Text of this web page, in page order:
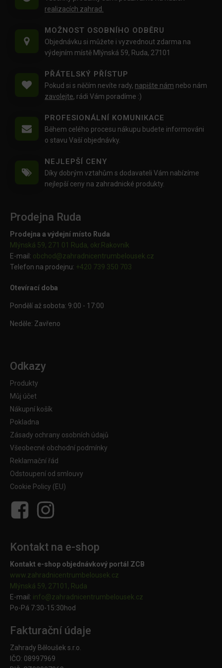
realizacích zahrad.
MOŽNOST OSOBNÍHO ODBĚRU
Objednávku si můžete i vyzvednout zdarma na
výdejním místě Mlýnská 59, Ruda, 27101
PŘÁTELSKÝ PŘÍSTUP
Pokud si s něčím nevíte rady, napište nám nebo nám
zavolejte, rádi Vám poradíme :)
PROFESIONÁLNÍ KOMUNIKACE
Během celého procesu nákupu budete informováni
o stavu Vaší objednávky.
NEJLEPŠÍ CENY
Díky dobrým vztahům s dodavateli Vám nabízíme
nejlepší ceny na zahradnické produkty.
Prodejna Ruda
Prodejna a výdejní místo Ruda
Mlýnská 59, 271 01 Ruda, okr.Rakovník
E-mail: obchod@zahradnicentrumbelousek.cz
Telefon na prodejnu: +420 739 350 703
Otevírací doba
Pondělí až sobota: 9:00 - 17:00
Neděle: Zavřeno
Odkazy
Produkty
Můj účet
Nákupní košík
Pokladna
Zásady ochrany osobních údajů
Všeobecné obchodní podmínky
Reklamační řád
Odstoupení od smlouvy
Cookie Policy (EU)
Kontakt na e-shop
Kontakt e-shop objednávkový portál ZCB
www.zahradnicentrumbelousek.cz
Mlýnská 59, 27101, Ruda
E-mail: info@zahradnicentrumbelousek. cz
Po-Pá 7:30-15:30hod
Fakturační údaje
Zahrady Běloušek s.r.o.
IČO: 08997969